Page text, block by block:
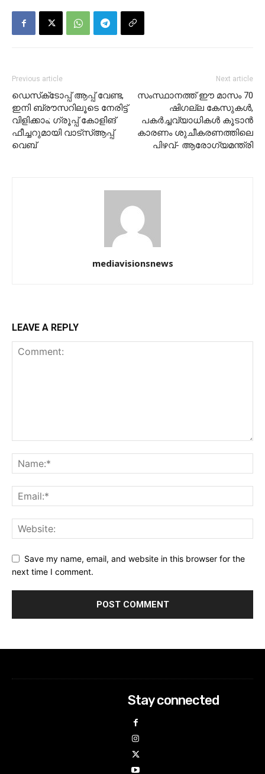
Previous article
ഡെസ്‌ക്‌ടോപ്പ് ആപ്പ് വേണ്ട,
ഇനി ബ്രൗസറിലൂടെ നേരിട്ട്
വിളിക്കാം; ഗ്രൂപ്പ് കോളിങ്
ഫീച്ചറുമായി വാട്‌സ്ആപ്പ്
വെബ്
Next article
സംസ്ഥാനത്ത് ഈ മാസം 70
ഷിഗല്ല കേസുകൾ,
പകർച്ചവ്യാധികൾ കൂടാൻ
കാരണം ശുചീകരണത്തിലെ
പിഴവ്- ആരോഗ്യമന്ത്രി
mediavisionsnews
LEAVE A REPLY
Save my name, email, and website in this browser for the
next time I comment.
Stay connected